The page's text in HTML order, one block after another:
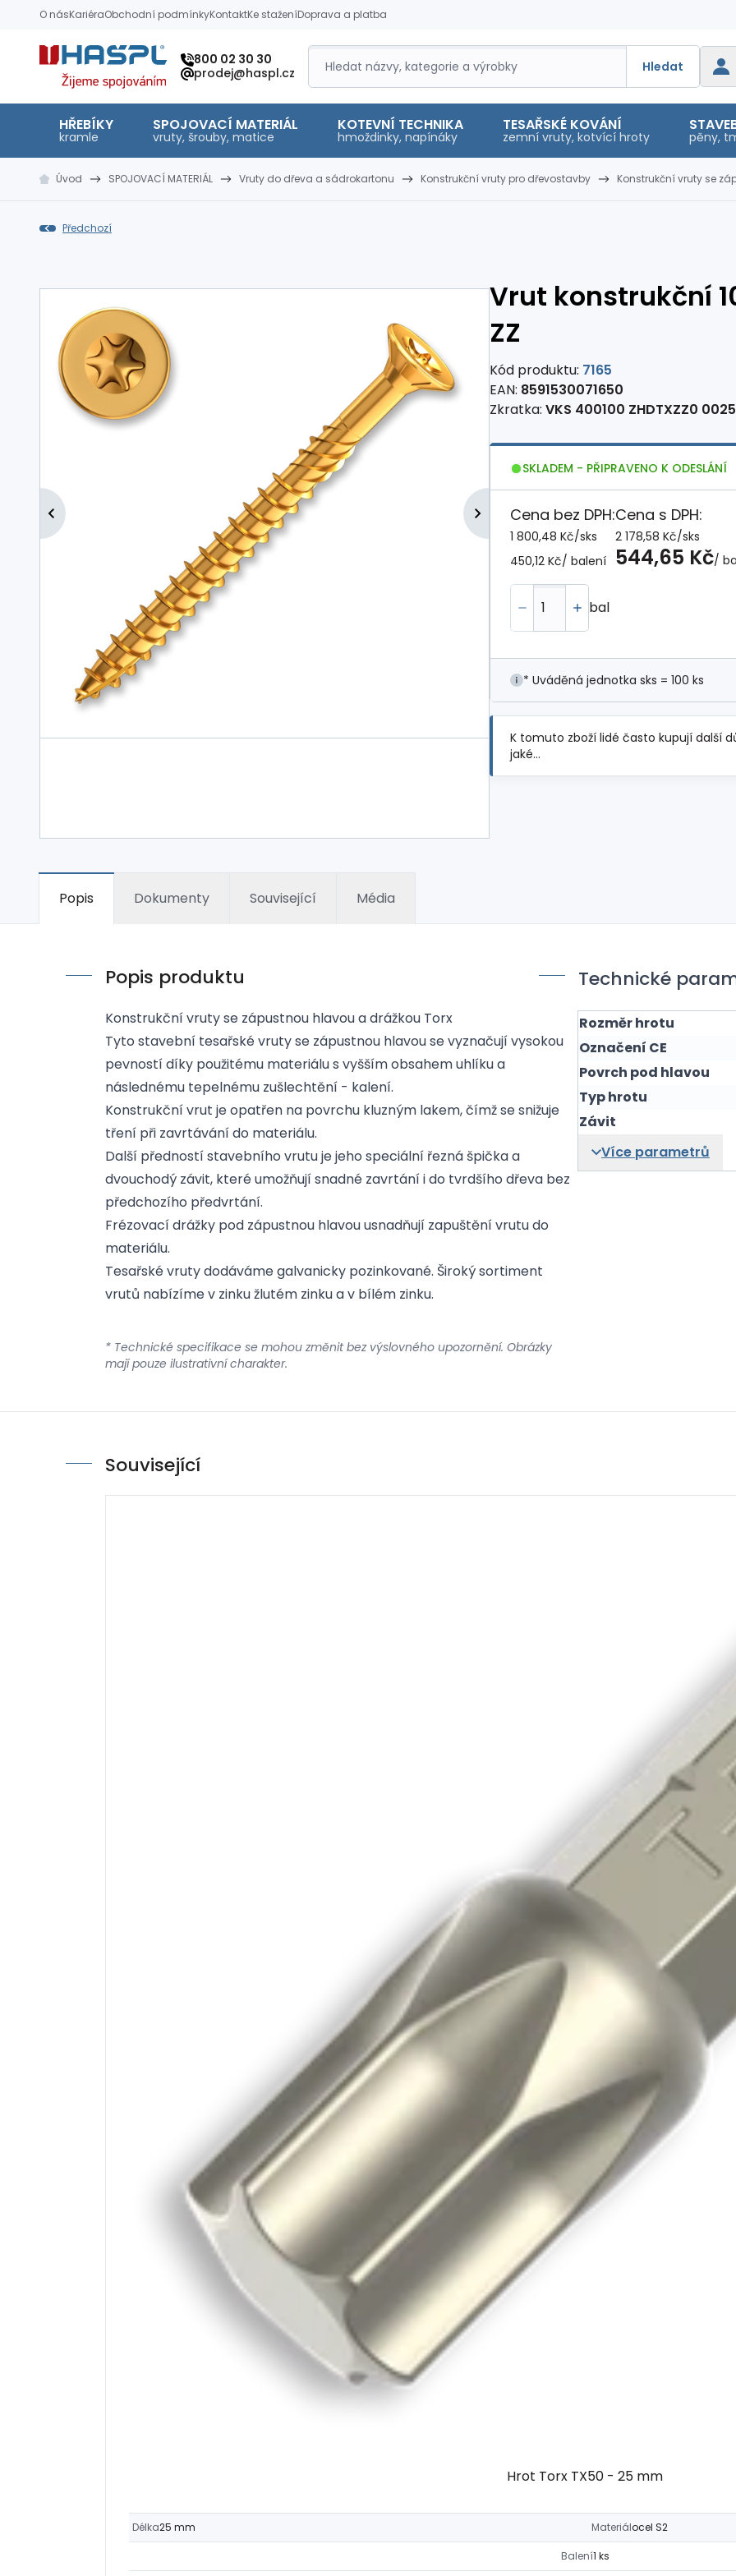
O násKariéraObchodní podmínkyKontaktKe staženíDoprava a platba
Hašpl
800 02 30 30
prodej@haspl.cz
Hledat
HŘEBÍKY
kramle
SPOJOVACÍ MATERIÁL
vruty, šrouby, matice
KOTEVNÍ TECHNIKA
hmoždinky, napínáky
TESAŘSKÉ KOVÁNÍ
zemní vruty, kotvící hroty pěny,
Úvod SPOJOVACÍ MATERIÁL Vruty do dřeva a sádrokartonu Konstrukční vruty pro dřevostavby Konstrukční vruty se
Předchozí
Vrut konstrukční
ZZ
Kód produktu: 7165
EAN: 8591530071650
Zkratka: VKS 400100 ZHDTXZZ0 0025
SKLADEM - PŘIPRAVENO K ODESLÁNÍ
Cena bez DPH:
1 800,48 Kč/sks
450,12 Kč/ balení
Cena s DPH:
2 178,58 Kč/sks
544,65 Kč/
bal
* Uváděná jednotka sks = 100 ks
K tomuto zboží lidé často kupují další
jaké…
Popis Dokumenty Související Média
Popis produktu
Konstrukční vruty se zápustnou hlavou a drážkou Torx
Tyto stavební tesařské vruty se zápustnou hlavou se vyznačují vysokou
pevností díky použitému materiálu s vyšším obsahem uhlíku a
následnému tepelnému zušlechtění - kalení.
Konstrukční vrut je opatřen na povrchu kluzným lakem, čímž se snižuje
tření při zavrtávání do materiálu.
Další předností stavebního vrutu je jeho speciální řezná špička a
dvouchodý závit, které umožňují snadné zavrtání i do tvrdšího dřeva bez
předchozího předvrtání.
Frézovací drážky pod zápustnou hlavou usnadňují zapuštění vrutu do
materiálu.
Tesařské vruty dodáváme galvanicky pozinkované. Široký sortiment
vrutů nabízíme v zinku žlutém zinku a v bílém zinku.
* Technické specifikace se mohou změnit bez výslovného upozornění. Obrázky
mají pouze ilustrativní charakter.
Technické
Rozměr hrotu
Označení CE
Povrch pod hlavou
Typ hrotu
Závit
Více parametrů
Související
Hrot Torx TX50 - 25 mm
Délka25 mm Materiálocel S2
Balení1 ks